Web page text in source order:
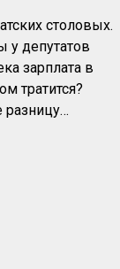
столовых.
у депутатов
зарплата в
тратится?
разницу…